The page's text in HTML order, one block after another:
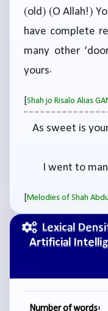
Lexical
Artificial
Number of words:
(old) (O Allah!)
have complete
many other
yours.
[Shah jo Risalo Alias
As sweet is
I went to
[Melodies of Shah